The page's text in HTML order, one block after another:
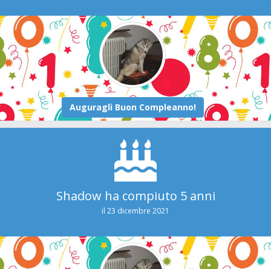
Shadow ha compiuto 5 anni
il 23 dicembre 2021